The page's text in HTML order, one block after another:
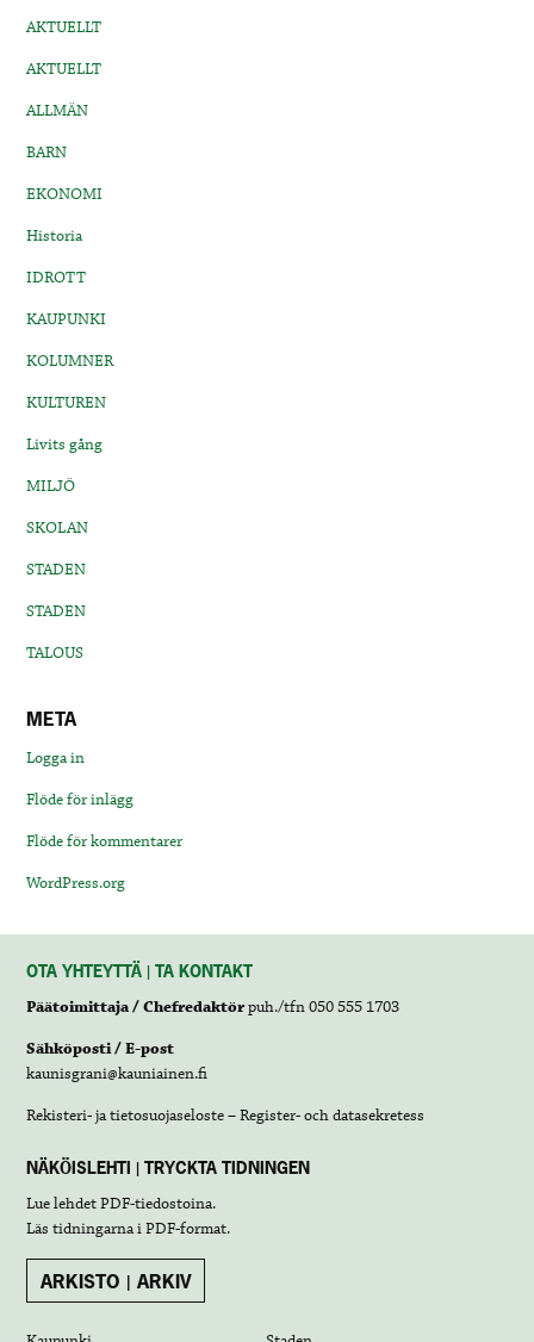
AKTUELLT
AKTUELLT
ALLMÄN
BARN
EKONOMI
Historia
IDROTT
KAUPUNKI
KOLUMNER
KULTUREN
Livits gång
MILJÖ
SKOLAN
STADEN
STADEN
TALOUS
META
Logga in
Flöde för inlägg
Flöde för kommentarer
WordPress.org
OTA YHTEYTTÄ | TA KONTAKT
Päätoimittaja / Chefredaktörpuh./tfn 050 555 1703
Sähköposti / E-post
kaunisgrani@kauniainen.fi
Rekisteri- ja tietosuojaseloste – Register- och datasekretess
NÄKÖISLEHTI | TRYCKTA TIDNINGEN
Lue lehdetPDF-tiedostoina.
Läs tidningarna iPDF-format.
ARKISTO | ARKIV